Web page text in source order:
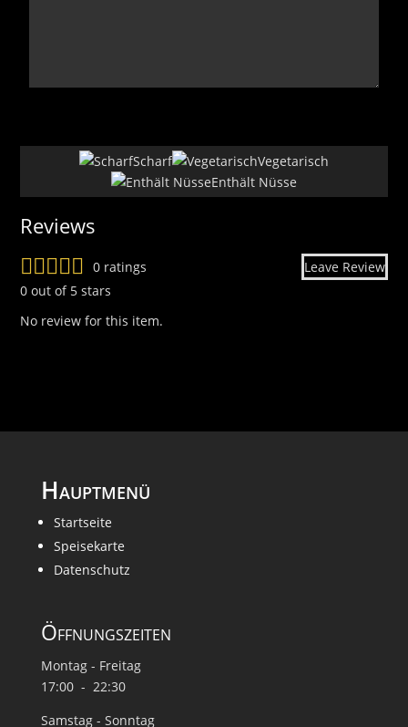
Scharf
Vegetarisch
Enthält Nüsse
Reviews
0 ratings
Leave Review
0 out of 5 stars
No review for this item.
Hauptmenü
Startseite
Speisekarte
Datenschutz
Öffnungszeiten
Montag - Freitag
17:00 - 22:30
Samstag - Sonntag